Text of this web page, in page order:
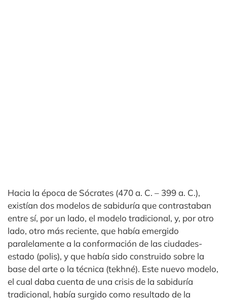
Hacia la época de Sócrates (470 a. C. – 399 a. C.),
existían dos modelos de sabiduría que contrastaban
entre sí, por un lado, el modelo tradicional, y, por otro
lado, otro más reciente, que había emergido
paralelamente a la conformación de las ciudades-
estado (polis), y que había sido construido sobre la
base del arte o la técnica (tekhné). Este nuevo modelo,
el cual daba cuenta de una crisis de la sabiduría
tradicional, había surgido como resultado de la